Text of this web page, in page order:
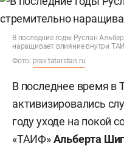
В последние годы Руслан
наращивает влияние внутри
Фото: prav.tatarstan.ru
В последнее время в
активизировались
году уходе на покой
«ТАИФ»Альберта